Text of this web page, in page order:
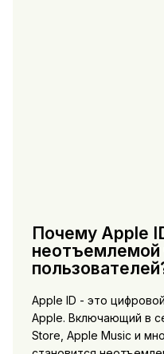
Почему Apple
неотъемлемой
Apple ID - это
Apple. Включающий в
Store, Apple Music и